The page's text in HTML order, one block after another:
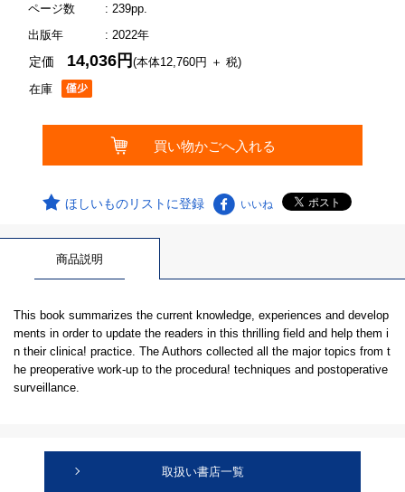
ページ数
: 239pp.
出版年
: 2022年
在庫
定価 14,036円(本体12,760円 ＋ 税)
ほしいものリストに登録 いいね
商品説明
This book summarizes the current knowledge, experiences and develop
ments in order to update the readers in this thrilling field and help them i
n their clinica! practice. The Authors collected all the major topics from t
he preoperative work-up to the procedura! techniques and postoperative
surveillance.
取扱い書店一覧